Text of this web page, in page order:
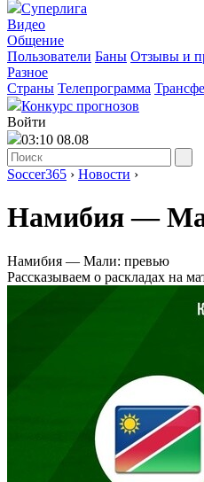
Суперлига
Видео
Общение
Пользователи Баны Отзывы и
Разное
Страны Телепрограмма
Конкурс прогнозов
Войти
03:10 08.08
Soccer365 › Новости ›
Намибия ―
Намибия ― Мали: превью
Рассказываем о раскладах на